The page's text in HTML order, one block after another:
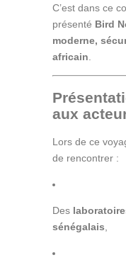
C’est dans ce
présenté Bird
moderne,
africain.
aux
Lors de ce
de rencontrer :
Des
sénégalais,